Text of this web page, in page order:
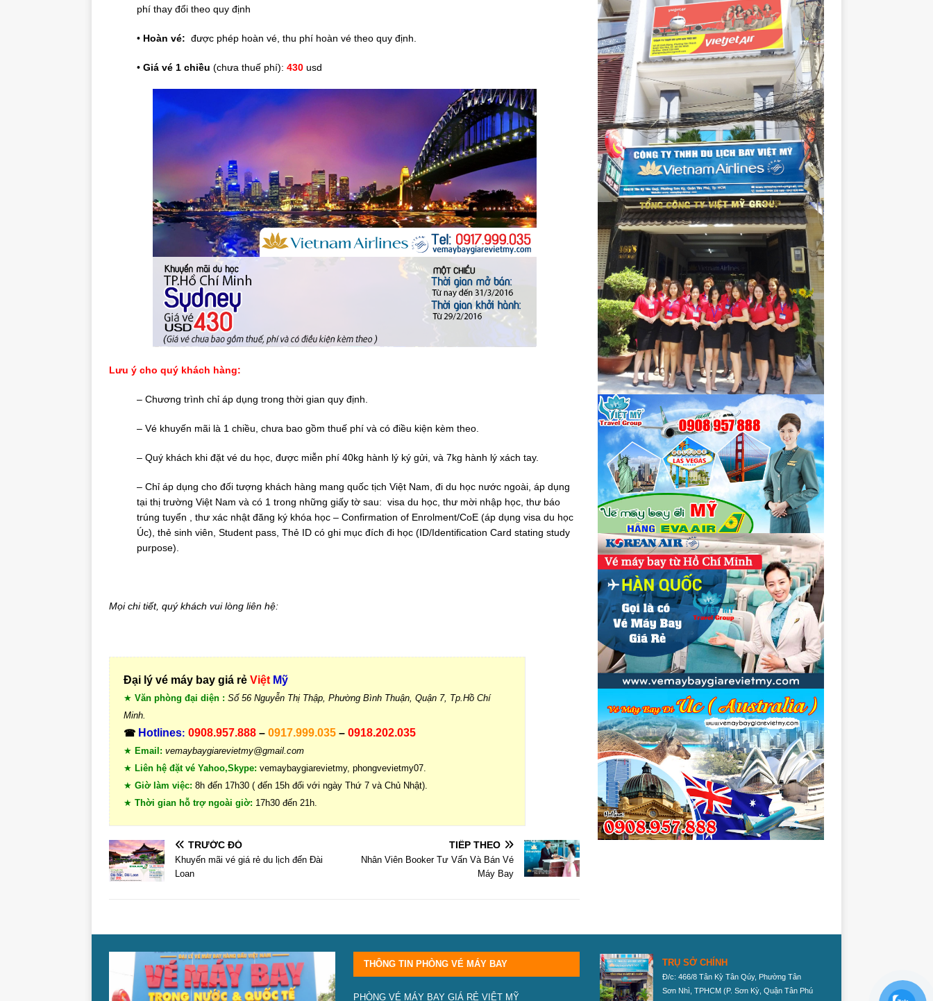
phí thay đổi theo quy định
• Hoàn vé: được phép hoàn vé, thu phí hoàn vé theo quy định.
• Giá vé 1 chiều (chưa thuế phí): 430 usd
Lưu ý cho quý khách hàng:
– Chương trình chỉ áp dụng trong thời gian quy định.
– Vé khuyến mãi là 1 chiều, chưa bao gồm thuế phí và có điều kiện kèm theo.
– Quý khách khi đặt vé du học, được miễn phí 40kg hành lý ký gửi, và 7kg hành lý xách tay.
– Chỉ áp dụng cho đối tượng khách hàng mang quốc tịch Việt Nam, đi du học nước ngoài, áp dụng
tại thị trường Việt Nam và có 1 trong những giấy tờ sau: visa du học, thư mời nhập học, thư báo
trúng tuyển , thư xác nhật đăng ký khóa học – Confirmation of Enrolment/CoE (áp dụng visa du học
Úc), thẻ sinh viên, Student pass, Thẻ ID có ghi mục đích đi học (ID/Identification Card stating study
purpose).
Mọi chi tiết, quý khách vui lòng liên hệ:
Đại lý vé máy bay giá rẻ Việt Mỹ
★ Văn phòng đại diện : Số 56 Nguyễn Thị Thập, Phường Bình Thuận, Quận 7, Tp.Hồ Chí
Minh.
☎ Hotlines: 0908.957.888 – 0917.999.035 – 0918.202.035
★ Email: vemaybaygiarevietmy@gmail.com
★ Liên hệ đặt vé Yahoo,Skype: vemaybaygiarevietmy, phongvevietmy07.
★ Giờ làm việc: 8h đến 17h30 ( đến 15h đối với ngày Thứ 7 và Chủ Nhật).
★ Thời gian hỗ trợ ngoài giờ: 17h30 đến 21h.
TRƯỚC ĐÓ
Khuyến mãi vé giá rẻ du lịch đến Đài
Loan
TIẾP THEO
Nhân Viên Booker Tư Vấn Và Bán Vé
Máy Bay
THÔNG TIN PHÒNG VÉ MÁY BAY
PHÒNG VÉ MÁY BAY GIÁ RẺ VIỆT MỸ
TRỤ SỞ CHÍNH
Đ/c: 466/8 Tân Kỳ Tân Qúy, Phường Tân
Sơn Nhì, TPHCM (P. Sơn Kỳ, Quận Tân Phú